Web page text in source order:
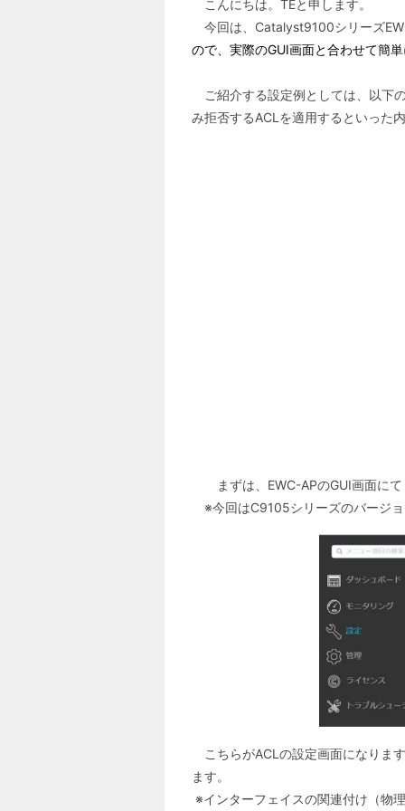
こんにちは。TEと申します。
今回は、Catalyst9100シリーズ
ので、実際のGUI画面と合わせて簡
ご紹介する設定例としては、以下
み拒否するACLを適用するといった
まずは、EWC-APのGUI画面に
※今回はC9105シリーズのバージ
こちらがACLの設定画面になりま
ます。
※インターフェイスの関連付け（物